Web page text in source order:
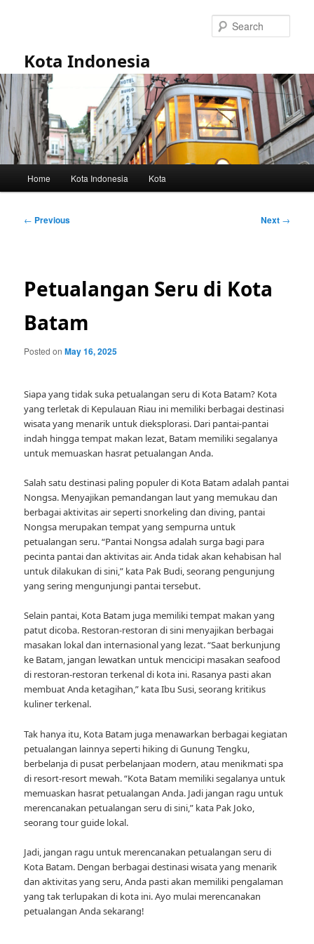
Kota Indonesia
Home Kota Indonesia Kota
Post
← Previous Next →
Petualangan Seru di Kota
Batam
Posted onMay 16, 2025
Siapa yang tidak suka petualangan seru di Kota Batam? Kota
yang terletak di Kepulauan Riau ini memiliki berbagai destinasi
wisata yang menarik untuk dieksplorasi. Dari pantai-pantai
indah hingga tempat makan lezat, Batam memiliki segalanya
untuk memuaskan hasrat petualangan Anda.
Salah satu destinasi paling populer di Kota Batam adalah pantai
Nongsa. Menyajikan pemandangan laut yang memukau dan
berbagai aktivitas air seperti snorkeling dan diving, pantai
Nongsa merupakan tempat yang sempurna untuk
petualangan seru. “Pantai Nongsa adalah surga bagi para
pecinta pantai dan aktivitas air. Anda tidak akan kehabisan hal
untuk dilakukan di sini,” kata Pak Budi, seorang pengunjung
yang sering mengunjungi pantai tersebut.
Selain pantai, Kota Batam juga memiliki tempat makan yang
patut dicoba. Restoran-restoran di sini menyajikan berbagai
masakan lokal dan internasional yang lezat. “Saat berkunjung
ke Batam, jangan lewatkan untuk mencicipi masakan seafood
di restoran-restoran terkenal di kota ini. Rasanya pasti akan
membuat Anda ketagihan,” kata Ibu Susi, seorang kritikus
kuliner terkenal.
Tak hanya itu, Kota Batam juga menawarkan berbagai kegiatan
petualangan lainnya seperti hiking di Gunung Tengku,
berbelanja di pusat perbelanjaan modern, atau menikmati spa
di resort-resort mewah. “Kota Batam memiliki segalanya untuk
memuaskan hasrat petualangan Anda. Jadi jangan ragu untuk
merencanakan petualangan seru di sini,” kata Pak Joko,
seorang tour guide lokal.
Jadi, jangan ragu untuk merencanakan petualangan seru di
Kota Batam. Dengan berbagai destinasi wisata yang menarik
dan aktivitas yang seru, Anda pasti akan memiliki pengalaman
yang tak terlupakan di kota ini. Ayo mulai merencanakan
petualangan Anda sekarang!